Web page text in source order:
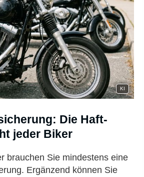
KI
Die Haft­
jeder Biker
brauchen Sie mindestens eine
Ergänzend können Sie